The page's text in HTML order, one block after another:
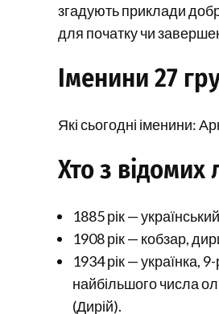
згадують приклади
для початку чи
Іменини 27
Які сьогодні іменини:
Хто з
1885 рік —
1908 рік — кобзар,
1934 рік — українка,
найбільшого числа
(Дирій).